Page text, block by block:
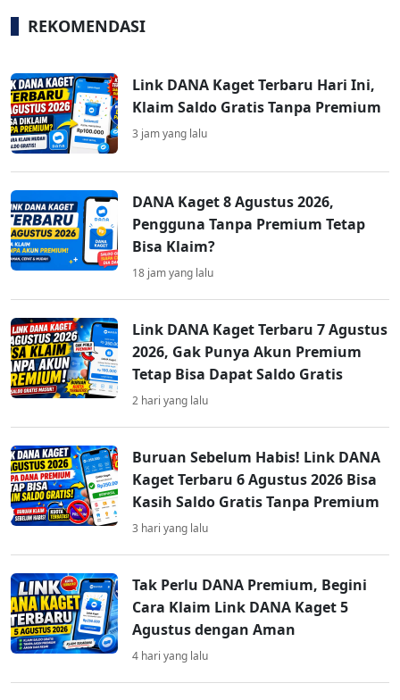
REKOMENDASI
Link DANA Kaget Terbaru Hari Ini,
Klaim Saldo Gratis Tanpa Premium
3 jam yang lalu
DANA Kaget 8 Agustus 2026,
Pengguna Tanpa Premium Tetap
Bisa Klaim?
18 jam yang lalu
Link DANA Kaget Terbaru 7 Agustus
2026, Gak Punya Akun Premium
Tetap Bisa Dapat Saldo Gratis
2 hari yang lalu
Buruan Sebelum Habis! Link DANA
Kaget Terbaru 6 Agustus 2026 Bisa
Kasih Saldo Gratis Tanpa Premium
3 hari yang lalu
Tak Perlu DANA Premium, Begini
Cara Klaim Link DANA Kaget 5
Agustus dengan Aman
4 hari yang lalu